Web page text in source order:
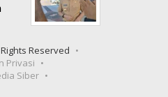
Reserved
Privasi
Siber